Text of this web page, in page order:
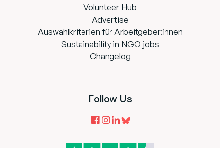
Volunteer Hub
Advertise
Auswahlkriterien für Arbeitgeber:innen
Sustainability in NGO jobs
Changelog
Follow Us